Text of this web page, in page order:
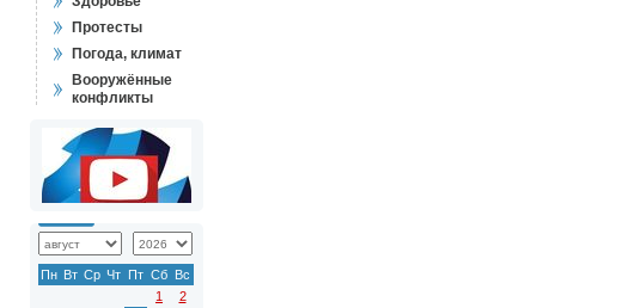
Протесты
Погода, климат
Вооружённые
конфликты
Пн Вт Ср Чт Пт Сб Вс
1
2